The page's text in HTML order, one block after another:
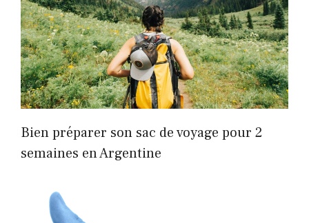
Bien préparer son sac de voyage pour 2
semaines en Argentine